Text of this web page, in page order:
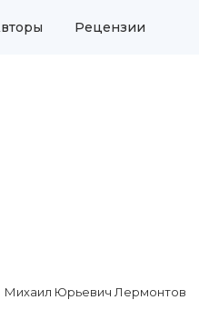
Рецензии
Михаил Юрьевич Лермонтов